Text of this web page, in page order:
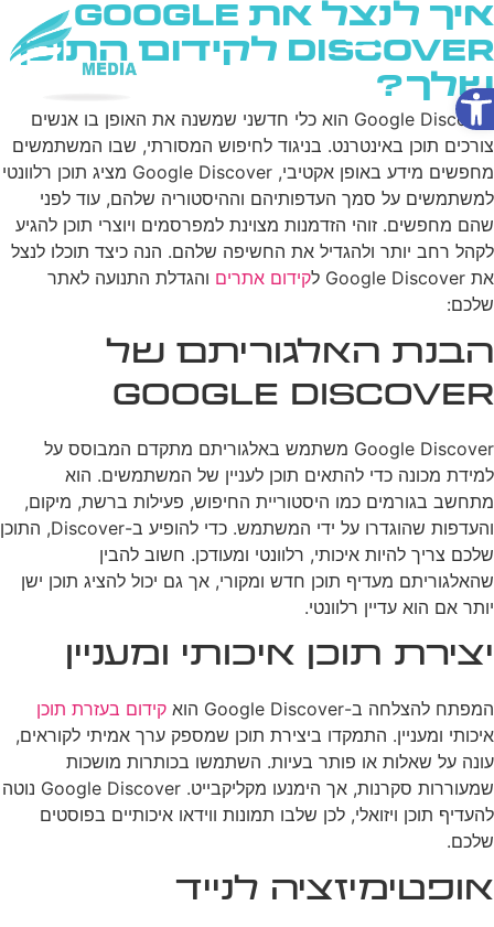
פתח סרגל נגישות
איך לנצל את Google
Discover לקידום התוכן
שלך?
Google Discover הוא כלי חדשני שמשנה את האופן בו אנשים
צורכים תוכן באינטרנט. בניגוד לחיפוש המסורתי, שבו המשתמשים
מחפשים מידע באופן אקטיבי, Google Discover מציג תוכן רלוונטי
למשתמשים על סמך העדפותיהם וההיסטוריה שלהם, עוד לפני
שהם מחפשים. זוהי הזדמנות מצוינת למפרסמים ויוצרי תוכן להגיע
לקהל רחב יותר ולהגדיל את החשיפה שלהם. הנה כיצד תוכלו לנצל
את Google Discover ל
קידום אתרים והגדלת התנועה לאתר
שלכם:
הבנת האלגוריתם של
Google Discover
Google Discover משתמש באלגוריתם מתקדם המבוסס על
למידת מכונה כדי להתאים תוכן לעניין של המשתמשים. הוא
מתחשב בגורמים כמו היסטוריית החיפוש, פעילות ברשת, מיקום,
והעדפות שהוגדרו על ידי המשתמש. כדי להופיע ב-Discover, התוכן
שלכם צריך להיות איכותי, רלוונטי ומעודכן. חשוב להבין
שהאלגוריתם מעדיף תוכן חדש ומקורי, אך גם יכול להציג תוכן ישן
יותר אם הוא עדיין רלוונטי.
יצירת תוכן איכותי ומעניין
המפתח להצלחה ב-Google Discover הוא
קידום בעזרת תוכן
איכותי ומעניין. התמקדו ביצירת תוכן שמספק ערך אמיתי לקוראים,
עונה על שאלות או פותר בעיות. השתמשו בכותרות מושכות
שמעוררות סקרנות, אך הימנעו מקליקבייט. Google Discover נוטה
להעדיף תוכן ויזואלי, לכן שלבו תמונות ווידאו איכותיים בפוסטים
שלכם.
אופטימיזציה לנייד